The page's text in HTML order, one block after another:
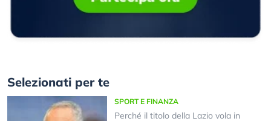
Selezionati per te
SPORT E FINANZA
Perché il titolo della Lazio vola in